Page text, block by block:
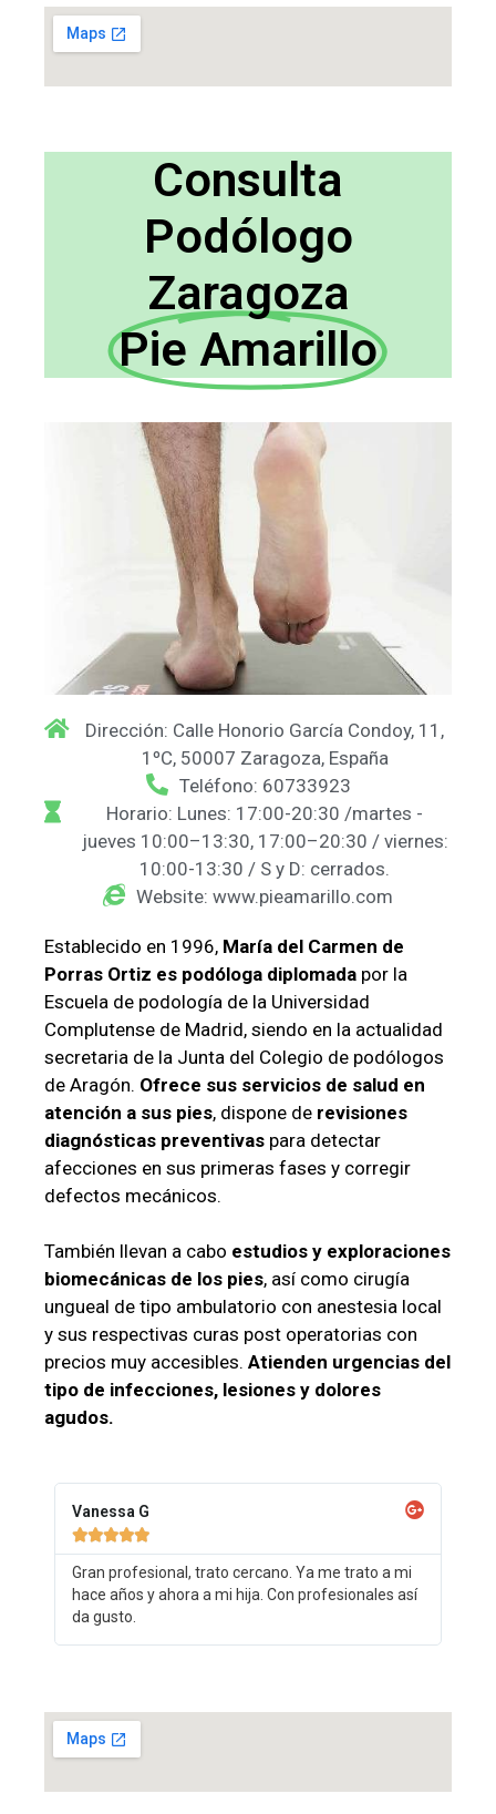
Consulta
Podólogo
Zaragoza
Pie Amarillo
Dirección: Calle Honorio García Condoy, 11,
1ºC, 50007 Zaragoza, España
Teléfono: 60733923
Horario: Lunes: 17:00-20:30 /martes -
jueves 10:00–13:30, 17:00–20:30 / viernes:
10:00-13:30 / S y D: cerrados.
Website: www.pieamarillo.com
Establecido en 1996, María del Carmen de
Porras Ortiz es podóloga diplomada por la
Escuela de podología de la Universidad
Complutense de Madrid, siendo en la actualidad
secretaria de la Junta del Colegio de podólogos
de Aragón. Ofrece sus servicios de salud en
atención a sus pies, dispone de revisiones
diagnósticas preventivas para detectar
afecciones en sus primeras fases y corregir
defectos mecánicos.
También llevan a cabo estudios y exploraciones
biomecánicas de los pies, así como cirugía
ungueal de tipo ambulatorio con anestesia local
y sus respectivas curas post operatorias con
precios muy accesibles. Atienden urgencias del
tipo de infecciones, lesiones y dolores
agudos.
Vanessa G

Gran profesional, trato cercano. Ya me trato a mi
hace años y ahora a mi hija. Con profesionales así
da gusto.